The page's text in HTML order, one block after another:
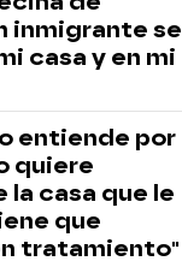
inmigrante se
casa y en mi
entiende por
quiere
la casa que le
que
tratamiento"